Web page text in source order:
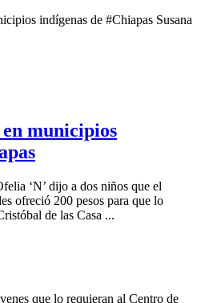
municipios
‘N’ dijo a dos niños que el
ofreció 200 pesos para que lo
de las Casa ...